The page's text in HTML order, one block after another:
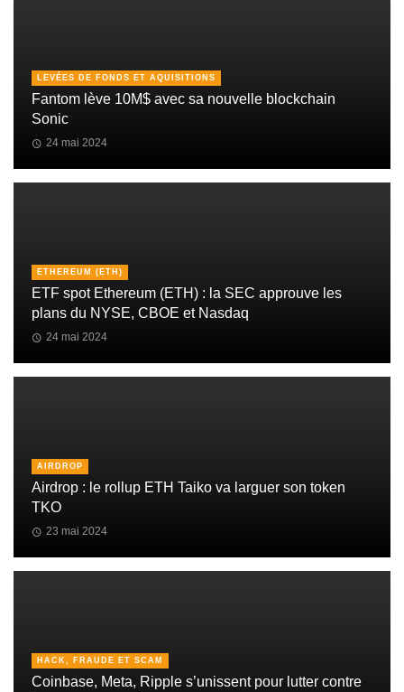
LEVÉES DE FONDS ET AQUISITIONS
Fantom lève 10M$ avec sa nouvelle blockchain
Sonic
24 mai 2024
ETHEREUM (ETH)
ETF spot Ethereum (ETH) : la SEC approuve les
plans du NYSE, CBOE et Nasdaq
24 mai 2024
AIRDROP
Airdrop : le rollup ETH Taiko va larguer son token
TKO
23 mai 2024
HACK, FRAUDE ET SCAM
Coinbase, Meta, Ripple s’unissent pour lutter contre